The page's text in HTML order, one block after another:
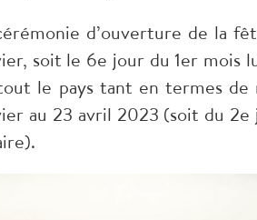
d’ouverture de la
soit le 6e jour du 1er mois
le pays tant en termes de
au 23 avril 2023 (soit du